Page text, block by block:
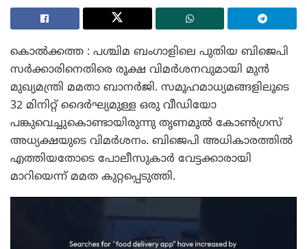
കൊൽക്കത്ത : പശ്ചിമ ബംഗാളിലെ പുതിയ ബിജെപി
സർക്കാരിനെതിരെ രൂക്ഷ വിമർശനവുമായി മുൻ
മുഖ്യമന്ത്രി മമതാ ബാനർജി. സമൂഹമാധ്യമങ്ങളിലൂടെ
32 മിനിറ്റ് ദൈർഘ്യമുള്ള ഒരു വീഡിയോ
പങ്കുവെച്ചുകൊണ്ടായിരുന്നു തൃണമൂൽ കോൺഗ്രസ്
അധ്യക്ഷയുടെ വിമർശനം. ബിജെപി അധികാരത്തിൽ
എത്തിയതോടെ പോലീസുകാർ വേട്ടക്കാരായി
മാറിയെന്ന് മമത കുറ്റപ്പെടുത്തി.